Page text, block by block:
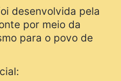
desenvolvida pela
por meio da
para o povo de